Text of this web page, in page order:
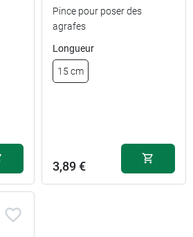
Pince pour poser des
agrafes
Longueur
15 cm
3,89 €